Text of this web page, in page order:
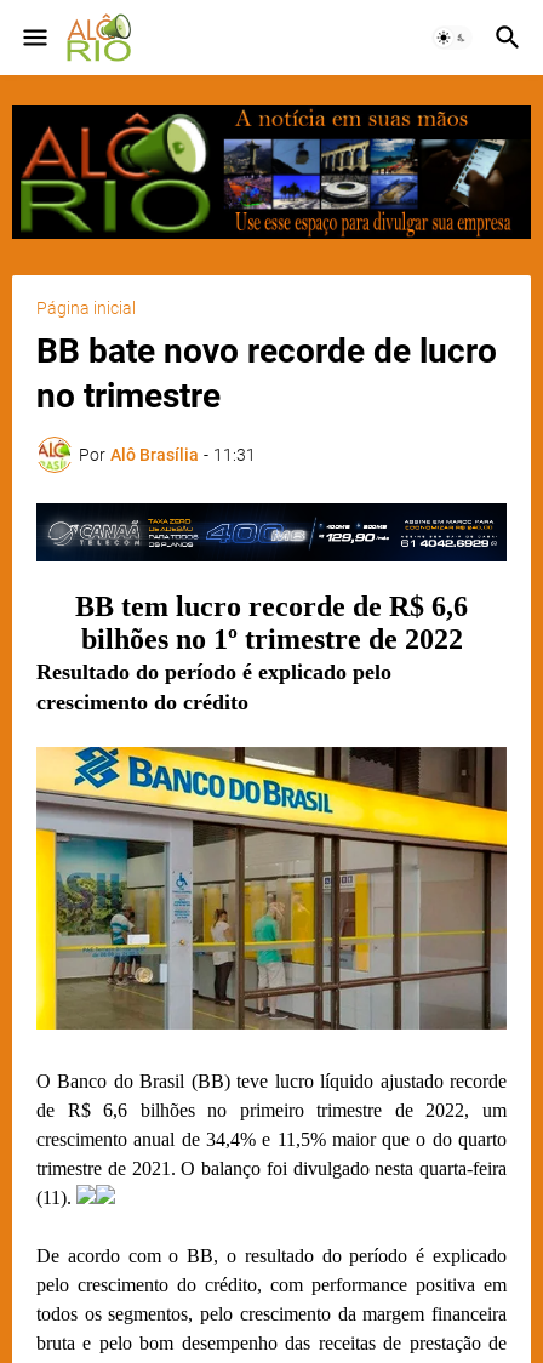
Página inicial
BB bate novo recorde de lucro
no trimestre
Por Alô Brasília - 11:31
BB tem lucro recorde de R$ 6,6
bilhões no 1º trimestre de 2022
Resultado do período é explicado pelo
crescimento do crédito
O Banco do Brasil (BB) teve lucro líquido ajustado recorde
de R$ 6,6 bilhões no primeiro trimestre de 2022, um
crescimento anual de 34,4% e 11,5% maior que o do quarto
trimestre de 2021. O balanço foi divulgado nesta quarta-feira
(11).
De acordo com o BB, o resultado do período é explicado
pelo crescimento do crédito, com performance positiva em
todos os segmentos, pelo crescimento da margem financeira
bruta e pelo bom desempenho das receitas de prestação de